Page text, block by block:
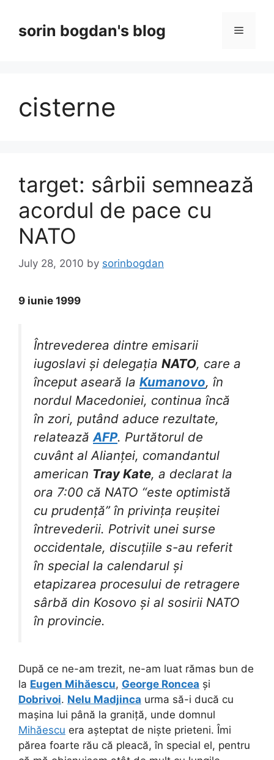
contentsorin bogdan's blog Menu
cisterne
target: sârbii semnează
acordul de pace cu
NATO
July 28, 2010 by sorinbogdan
9 iunie 1999
Întrevederea dintre emisarii
iugoslavi și delegația NATO, care a
început aseară la Kumanovo, în
nordul Macedoniei, continua încă
în zori, putând aduce rezultate,
relateazăAFP. Purtătorul de
cuvânt al Alianței, comandantul
american Tray Kate, a declarat la
ora 7:00 că NATO “este optimistă
cu prudență” în privința reușitei
întrevederii. Potrivit unei surse
occidentale, discuțiile s-au referit
în special la calendarul și
etapizarea procesului de retragere
sârbă din Kosovo și al sosirii NATO
în provincie.
După ce ne-am trezit, ne-am luat rămas bun de
la Eugen Mihăescu, George Roncea și
Dobrivoi. Nelu Madjinca urma să-i ducă cu
mașina lui până la graniță, unde domnul
Mihăescu era așteptat de niște prieteni. Îmi
părea foarte rău că pleacă, în special el, pentru